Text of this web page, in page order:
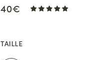
40€
TAILLE